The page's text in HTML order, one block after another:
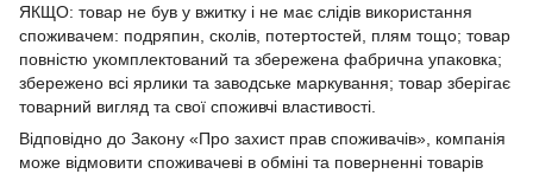
ЯКЩО: товар не був у вжитку і не має слідів використання
споживачем: подряпин, сколів, потертостей, плям тощо; товар
повністю укомплектований та збережена фабрична упаковка;
збережено всі ярлики та заводське маркування; товар зберігає
товарний вигляд та свої споживчі властивості.
Відповідно до Закону «Про захист прав споживачів», компанія
може відмовити споживачеві в обміні та поверненні товарів